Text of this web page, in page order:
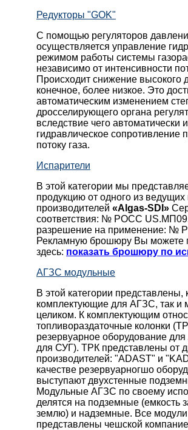
Редукторы "GOK"
С помощью регуляторов
осуществляется управление
режимом работы системы
независимо от интенсивности
Происходит снижение высокого
конечное, более низкое. Это
автоматическим изменением
дросселирующего органа
вследствие чего автоматически
гидравлическое сопротивление
потоку газа.
Испарители
В этой категории мы
продукцию от одного из
производителей «Algas-SDI»
соответствия: № РОСС
разрешение на применение: №
Рекламную брошюру Вы можете
здесь: показать брошюру по
АГЗС модульные
В этой категории представлены,
комплектующие для АГЗС, так и
целиком. К комплектующим
топливораздаточные колонки
резервуарное оборудование
для СУГ). ТРК представлены от
производителей: "ADAST" и
качестве резервуарногшо
выступают двухстенные
Модульные АГЗС по своему
делятся на подземные (емкость
землю) и надземные. Все
представлены чешской